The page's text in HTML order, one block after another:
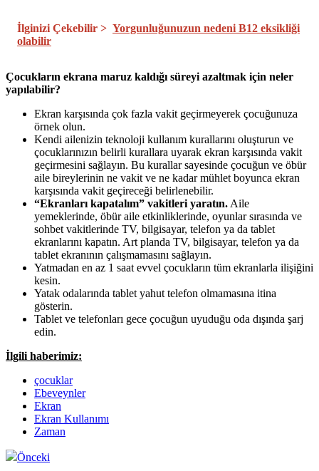
İlginizi Çekebilir > Yorgunluğunuzun nedeni B12 eksikliği
olabilir
Çocukların ekrana maruz kaldığı süreyi azaltmak için neler
yapılabilir?
Ekran karşısında çok fazla vakit geçirmeyerek çocuğunuza
örnek olun.
Kendi ailenizin teknoloji kullanım kurallarını oluşturun ve
çocuklarınızın belirli kurallara uyarak ekran karşısında vakit
geçirmesini sağlayın. Bu kurallar sayesinde çocuğun ve öbür
aile bireylerinin ne vakit ve ne kadar mühlet boyunca ekran
karşısında vakit geçireceği belirlenebilir.
“Ekranları kapatalım” vakitleri yaratın. Aile
yemeklerinde, öbür aile etkinliklerinde, oyunlar sırasında ve
sohbet vakitlerinde TV, bilgisayar, telefon ya da tablet
ekranlarını kapatın. Art planda TV, bilgisayar, telefon ya da
tablet ekranının çalışmamasını sağlayın.
Yatmadan en az 1 saat evvel çocukların tüm ekranlarla ilişiğini
kesin.
Yatak odalarında tablet yahut telefon olmamasına itina
gösterin.
Tablet ve telefonları gece çocuğun uyuduğu oda dışında şarj
edin.
İlgili haberimiz:
çocuklar
Ebeveynler
Ekran
Ekran Kullanımı
Zaman
Önceki